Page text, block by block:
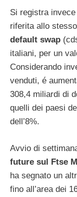
Si registra
riferita allo
default swap
italiani, per un
Considerando
venduti, é
308,4 miliardi di
quelli dei paesi
dell’8%.
Avvio di
future sul Ftse
ha segnato un
fino all’area dei